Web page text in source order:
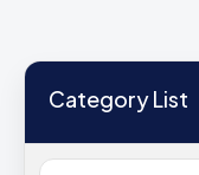
Category List